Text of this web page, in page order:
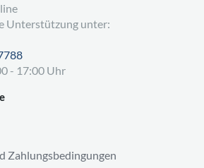
Unterstützung unter:
- 17:00 Uhr
Zahlungsbedingungen